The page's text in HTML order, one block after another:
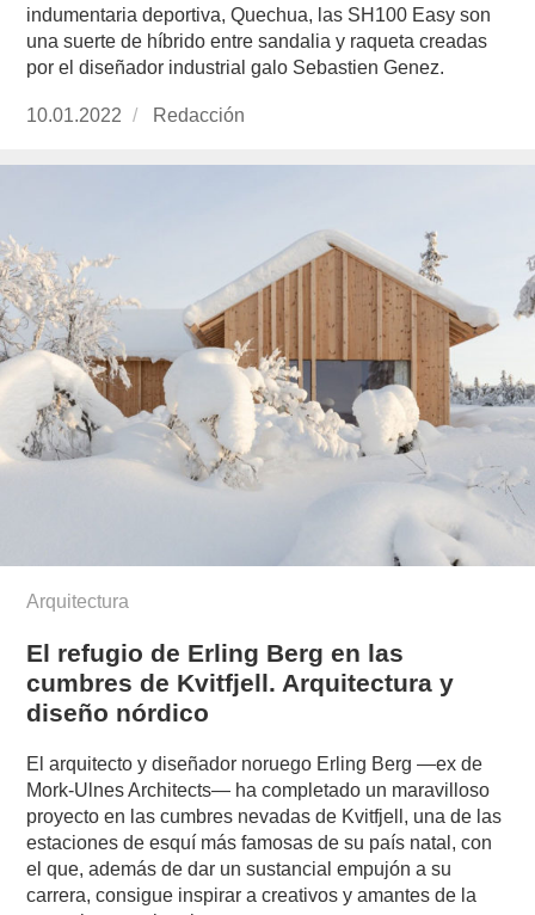
indumentaria deportiva, Quechua, las SH100 Easy son
una suerte de híbrido entre sandalia y raqueta creadas
por el diseñador industrial galo Sebastien Genez.
Publicado
10.01.2022 https://www.experimenta.es/author/redaccion/
Redacción
Arquitectura
El refugio de Erling Berg en las
cumbres de Kvitfjell. Arquitectura y
diseño nórdico
El arquitecto y diseñador noruego Erling Berg —ex de
Mork-Ulnes Architects— ha completado un maravilloso
proyecto en las cumbres nevadas de Kvitfjell, una de las
estaciones de esquí más famosas de su país natal, con
el que, además de dar un sustancial empujón a su
carrera, consigue inspirar a creativos y amantes de la